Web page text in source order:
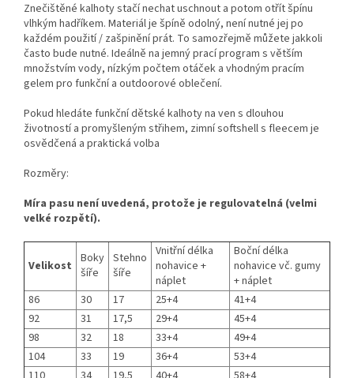
Znečištěné kalhoty stačí nechat uschnout a potom otřít špínu
vlhkým hadříkem. Materiál je špíně odolný, není nutné jej po
každém použití / zašpinění prát. To samozřejmě můžete jakkoli
často bude nutné. Ideálně na jemný prací program s větším
množstvím vody, nízkým počtem otáček a vhodným pracím
gelem pro funkční a outdoorové oblečení.
Pokud hledáte funkční dětské kalhoty na ven s dlouhou
životností a promyšleným střihem, zimní softshell s fleecem je
osvědčená a praktická volba
Rozměry:
Míra pasu není uvedená, protože je regulovatelná (velmi
velké rozpětí).
Velikost Boky
šíře
Stehno
šíře
Vnitřní délka
nohavice +
náplet
Boční délka
nohavice vč. gumy
+ náplet
86
30 17 25+4
41+4
92
31 17,5 29+4
45+4
98
32 18 33+4
49+4
104
33 19 36+4
53+4